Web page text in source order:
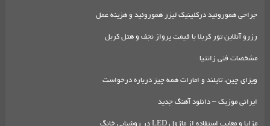
جراحی هموروئید درکلینیک لیزر هموروئید و هزینه عمل
رزرو آنلاین تور کربلا با قیمت پرواز نجف و هتل کربل
مشخصات فنی زانتیا
ویزای چین، تایلند و امارات همه چیز درباره درخواست
ایرانی موزیک – دانلود آهنگ جدید
مزایا و معایب استفاده از ماژول LED در روشنایی خانگ